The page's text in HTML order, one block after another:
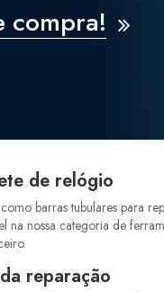
compra!
de relógio
barras tubulares para
nossa categoria de
reparação